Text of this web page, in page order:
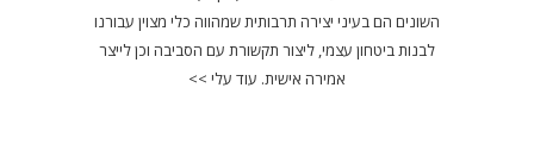
השונים הם בעיני יצירה תרבותית שמהווה כלי מצוין עבורנו
לבנות ביטחון עצמי, ליצור תקשורת עם הסביבה וכן לייצר
אמירה אישית. עוד עלי >>